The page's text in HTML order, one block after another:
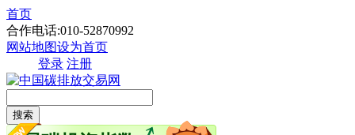
首页
合作电话:010-52870992
网站地图设为首页
登录 注册
搜索